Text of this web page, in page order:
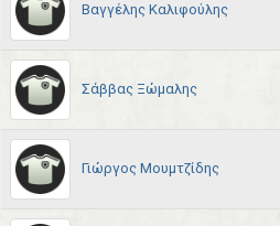
Βαγγέλης Καλιφούλης
Σάββας Ξώμαλης
Γιώργος Μουμτζίδης